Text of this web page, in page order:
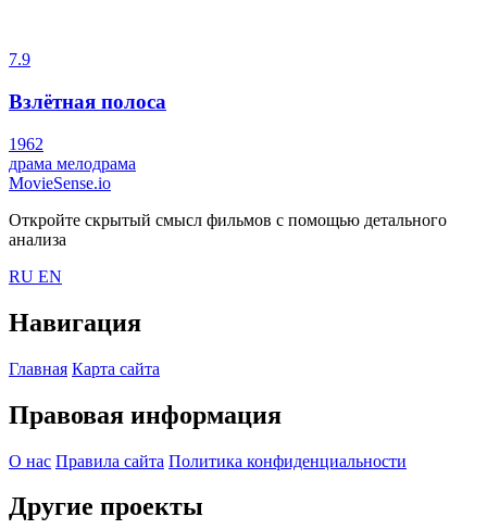
7.9
Взлётная полоса
1962
драма мелодрама
MovieSense.io
Откройте скрытый смысл фильмов с помощью детального
анализа
RU EN
Навигация
Главная Карта сайта
Правовая информация
О нас Правила сайта Политика конфиденциальности
Другие проекты